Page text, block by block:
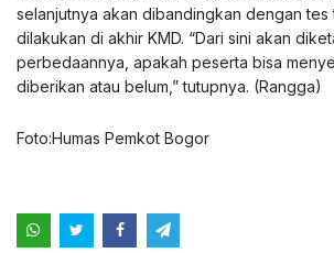
selanjutnya akan dibandingkan dengan tes
dilakukan di akhir KMD. “Dari sini akan
perbedaannya, apakah peserta bisa
diberikan atau belum,” tutupnya. (Rangga)
Foto:Humas Pemkot Bogor